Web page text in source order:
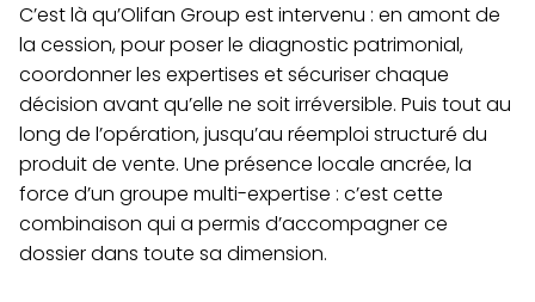
C’est là qu’Olifan Group est intervenu : en amont de
la cession, pour poser le diagnostic patrimonial,
coordonner les expertises et sécuriser chaque
décision avant qu’elle ne soit irréversible. Puis tout au
long de l’opération, jusqu’au réemploi structuré du
produit de vente. Une présence locale ancrée, la
force d’un groupe multi-expertise : c’est cette
combinaison qui a permis d’accompagner ce
dossier dans toute sa dimension.